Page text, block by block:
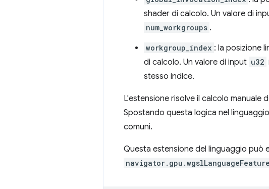
shader di calcolo. Un valore di
num_workgroups .
workgroup_index : la posizione
di calcolo. Un valore di input u32
stesso indice.
L'estensione risolve il calcolo
Spostando questa logica nel
comuni.
Questa estensione del linguaggio può